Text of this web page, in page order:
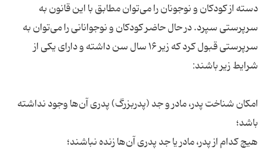
دسته از کودکان و نوجونان را می‌توان مطابق با این قانون به
سرپرستی سپرد. در حال حاضر کودکان و نوجوانانی را می‌توان به
سرپرستی قبول کرد که زیر ۱۶ سال سن داشته و دارای یکی از
شرایط زیر باشند:
امکان شناخت پدر، مادر و جد (پدربزرگ) پدری آن‌ها وجود نداشته
باشد؛
هیچ کدام از پدر، مادر یا جد پدری آن‌ها زنده نباشند؛